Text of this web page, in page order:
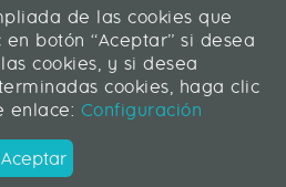
Comunicaciones Avanzadas SL
de las cookies que
botón “Aceptar” si desea
cookies, y si desea
cookies, haga clic
enlace: Configuración
Aceptar